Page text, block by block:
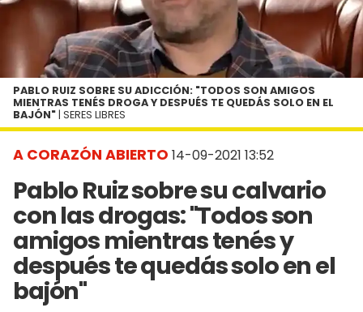
A CORAZÓN ABIERTO 14-09-2021 13:52
Pablo Ruiz sobre su calvario
con las drogas: "Todos son
amigos mientras tenés y
después te quedás solo en el
bajón"
PABLO RUIZ SOBRE SU ADICCIÓN: "TODOS SON AMIGOS
MIENTRAS TENÉS DROGA Y DESPUÉS TE QUEDÁS SOLO EN EL
BAJÓN" | SERES LIBRES